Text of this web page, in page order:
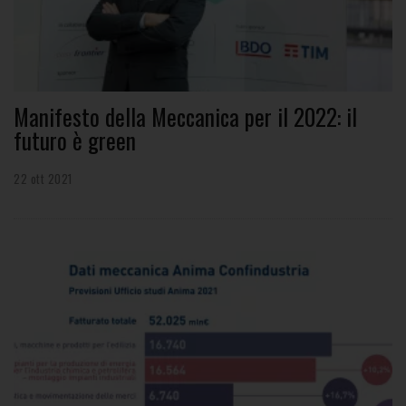
Manifesto della Meccanica per il 2022: il
futuro è green
22 ott 2021